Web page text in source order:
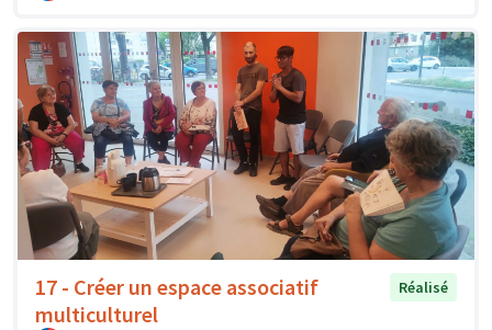
17 - Créer un espace associatif
multiculturel
Réalisé